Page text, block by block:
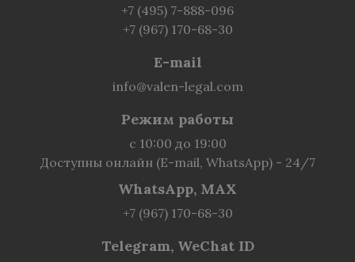
+7 (495) 7-888-096
+7 (967) 170-68-30
E-mail
info@valen-legal.com
Режим работы
с 10:00 до 19:00
Доступны онлайн (E-mail, WhatsApp) - 24/7
WhatsApp, MAX
+7 (967) 170-68-30
Telegram, WeChat ID